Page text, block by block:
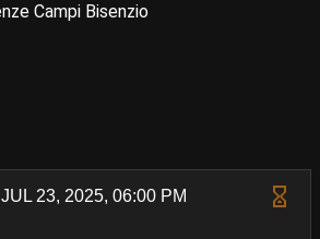
Campi Bisenzio
23, 2025, 06:00 PM